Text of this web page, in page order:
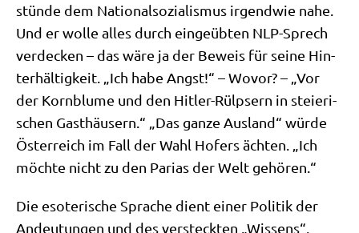
stün­de dem Natio­nal­so­zia­lis­mus irgend­wie nahe.
Und er wol­le alles durch ein­ge­üb­ten NLP-Sprech
ver­decken – das wäre ja der Beweis für sei­ne Hin­
ter­häl­tig­keit. „Ich habe Angst!“ – Wovor? – „Vor
der Korn­blu­me und den Hit­ler-Rülp­sern in steie­ri­
schen Gast­häu­sern.“ „Das gan­ze Aus­land“ wür­de
Öster­reich im Fall der Wahl Hofers äch­ten. „Ich
möch­te nicht zu den Pari­as der Welt gehören.“
Die eso­te­ri­sche Spra­che dient einer Poli­tik der
Andeu­tun­gen und des ver­steck­ten „Wis­sens“.